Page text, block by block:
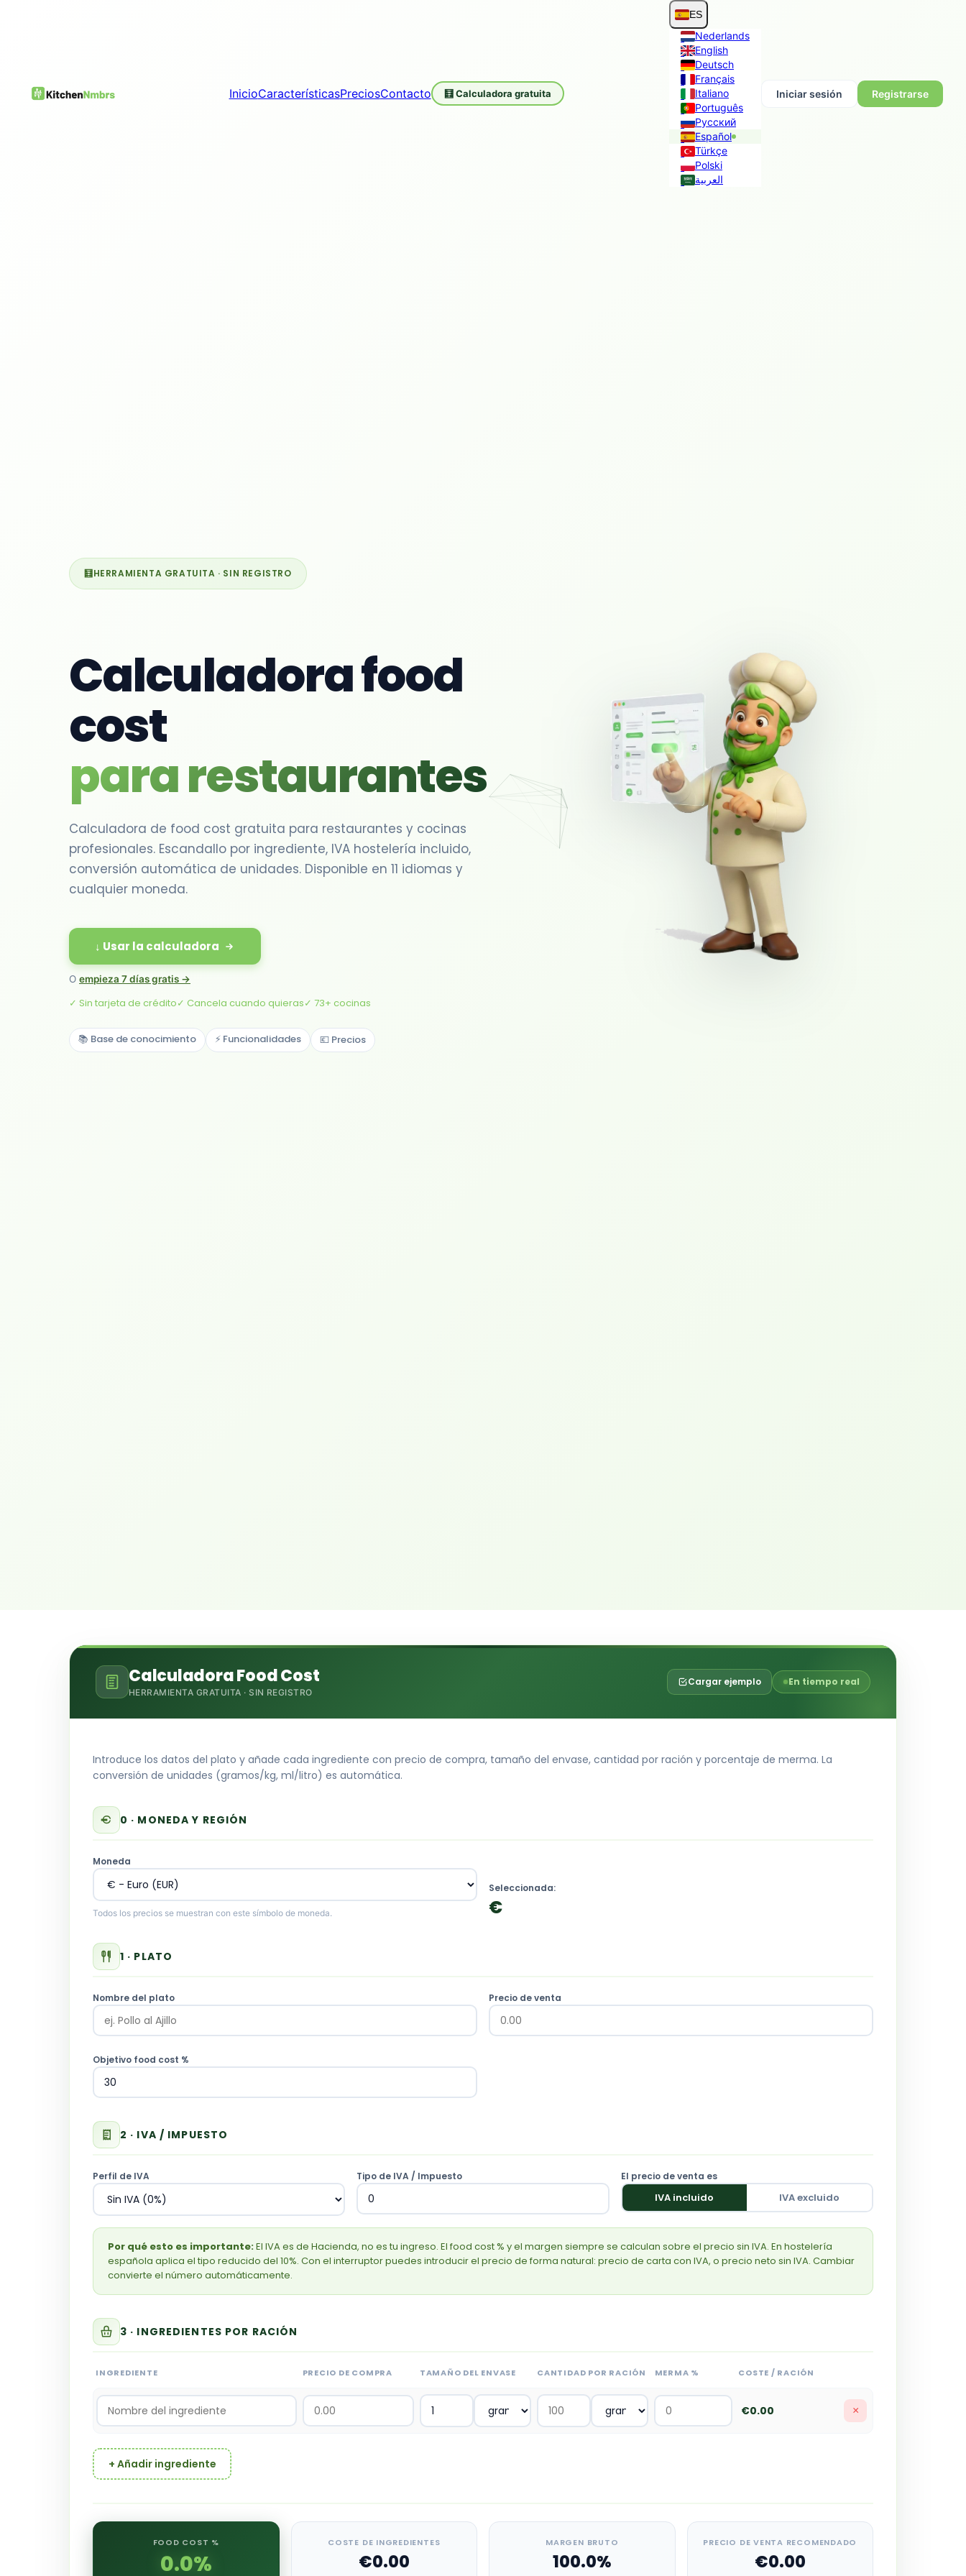
InicioCaracterísticasPreciosContacto 🧮 Calculadora gratuita
ES
Nederlands
English
Deutsch
Français
Italiano
Português
Русский
Español
Türkçe
Polski
العربية
Iniciar sesión Registrarse
🧮HERRAMIENTA GRATUITA · SIN REGISTRO
Calculadora food
cost
para restaurantes
Calculadora de food cost gratuita para restaurantes y cocinas
profesionales. Escandallo por ingrediente, IVA hostelería incluido,
conversión automática de unidades. Disponible en 11 idiomas y
cualquier moneda.
↓ Usar la calculadora
O empieza 7 días gratis →
✓ Sin tarjeta de crédito✓ Cancela cuando quieras✓ 73+ cocinas
📚 Base de conocimiento ⚡ Funcionalidades 💶 Precios
Calculadora Food Cost
HERRAMIENTA GRATUITA · SIN REGISTRO
Cargar ejemplo En tiempo real
Introduce los datos del plato y añade cada ingrediente con precio de compra, tamaño del envase, cantidad por ración y porcentaje de merma. La
conversión de unidades (gramos/kg, ml/litro) es automática.
0 · MONEDA Y REGIÓN
Moneda
Todos los precios se muestran con este símbolo de moneda.
Seleccionada:
€
1 · PLATO
Nombre del plato Precio de venta
Objetivo food cost %
2 · IVA / IMPUESTO
Perfil de IVA Tipo de IVA / Impuesto El precio de venta es
IVA incluido IVA excluido
Por qué esto es importante:El IVA es de Hacienda, no es tu ingreso. El food cost % y el margen siempre se calculan sobre el precio sin IVA. En hostelería
española aplica el tipo reducido del 10%. Con el interruptor puedes introducir el precio de forma natural: precio de carta con IVA, o precio neto sin IVA. Cambiar
convierte el número automáticamente.
3 · INGREDIENTES POR RACIÓN
INGREDIENTE PRECIO DE COMPRA TAMAÑO DEL ENVASE CANTIDAD POR RACIÓN MERMA % COSTE / RACIÓN
€0.00 ×
+ Añadir ingrediente
FOOD COST %
0.0%
COSTE DE INGREDIENTES
€0.00
MARGEN BRUTO
100.0%
PRECIO DE VENTA RECOMENDADO
€0.00